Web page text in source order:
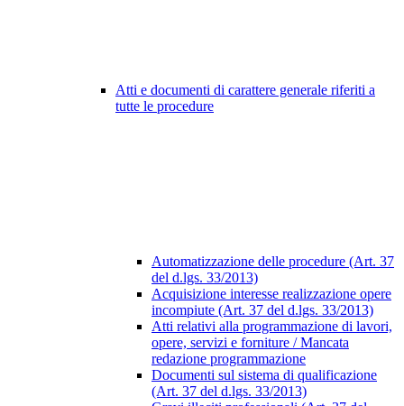
Atti e documenti di carattere generale riferiti a
tutte le procedure
Automatizzazione delle procedure (Art. 37
del d.lgs. 33/2013)
Acquisizione interesse realizzazione opere
incompiute (Art. 37 del d.lgs. 33/2013)
Atti relativi alla programmazione di lavori,
opere, servizi e forniture / Mancata
redazione programmazione
Documenti sul sistema di qualificazione
(Art. 37 del d.lgs. 33/2013)